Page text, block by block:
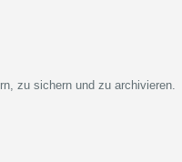
zu sichern und zu archivieren.